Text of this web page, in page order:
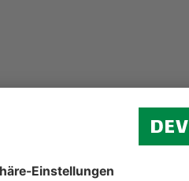
Weltkindertag